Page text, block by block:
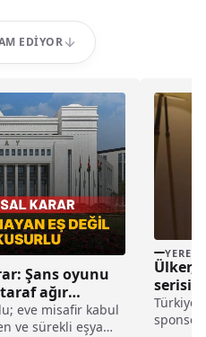
EDIYOR
Şans oyunu
ağır
eve misafir kabul
ve sürekli eşya
YEREL
Ülker,
haberi
Türkiye